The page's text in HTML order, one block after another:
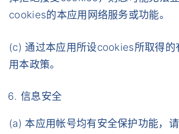
cookies的本应用网络服务或功能。
(c) 通过本应用所设cookies所取得的
用本政策。
信息安全
(a) 本应用帐号均有安全保护功能，